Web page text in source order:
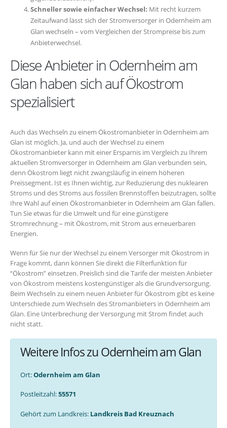
Schneller sowie einfacher Wechsel: Mit recht kurzem
Zeitaufwand lässt sich der Stromversorger in Odernheim am
Glan wechseln – vom Vergleichen der Strompreise bis zum
Anbieterwechsel.
Diese Anbieter in Odernheim am
Glan haben sich auf Ökostrom
spezialisiert
Auch das Wechseln zu einem Ökostromanbieter in Odernheim am
Glan ist möglich. Ja, und auch der Wechsel zu einem
Ökostromanbieter kann mit einer Ersparnis im Vergleich zu Ihrem
aktuellen Stromversorger in Odernheim am Glan verbunden sein,
denn Ökostrom liegt nicht zwangsläufig in einem höheren
Preissegment. Ist es Ihnen wichtig, zur Reduzierung des nuklearen
Stroms und des Stroms aus fossilen Brennstoffen beizutragen, sollte
Ihre Wahl auf einen Ökostromanbieter in Odernheim am Glan fallen.
Tun Sie etwas für die Umwelt und für eine günstigere
Stromrechnung – mit Ökostrom, mit Strom aus erneuerbaren
Energien.
Wenn für Sie nur der Wechsel zu einem Versorger mit Ökostrom in
Frage kommt, dann können Sie direkt die Filterfunktion für
“Ökostrom” einsetzen. Preislich sind die Tarife der meisten Anbieter
von Ökostrom meistens kostengünstiger als die Grundversorgung.
Beim Wechseln zu einem neuen Anbieter für Ökostrom gibt es keine
Unterschiede zum Wechseln des Stromanbieters in Odernheim am
Glan. Eine Unterbrechung der Versorgung mit Strom findet auch
nicht statt.
Weitere Infos zu Odernheim am Glan
Ort:Odernheim am Glan
Postleitzahl:55571
Gehört zum Landkreis: Landkreis Bad Kreuznach